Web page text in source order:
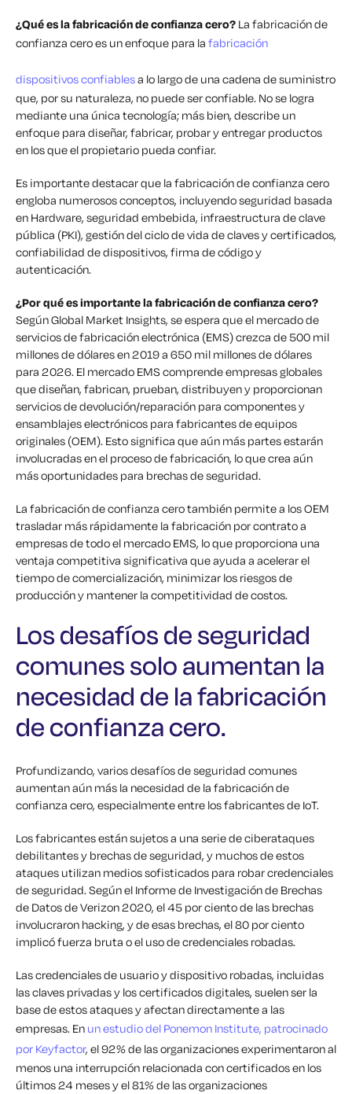
¿Qué es la fabricación de confianza cero? La fabricación de
confianza cero es un enfoque para la fabricación
dispositivos confiablesa lo largo de una cadena de suministro
que, por su naturaleza, no puede ser confiable. No se logra
mediante una única tecnología; más bien, describe un
enfoque para diseñar, fabricar, probar y entregar productos
en los que el propietario pueda confiar.
Es importante destacar que la fabricación de confianza cero
engloba numerosos conceptos, incluyendo seguridad basada
en Hardware, seguridad embebida, infraestructura de clave
pública (PKI), gestión del ciclo de vida de claves y certificados,
confiabilidad de dispositivos, firma de código y
autenticación.
¿Por qué es importante la fabricación de confianza cero?
Según Global Market Insights, se espera que el mercado de
servicios de fabricación electrónica (EMS) crezca de 500 mil
millones de dólares en 2019 a 650 mil millones de dólares
para 2026. El mercado EMS comprende empresas globales
que diseñan, fabrican, prueban, distribuyen y proporcionan
servicios de devolución/reparación para componentes y
ensamblajes electrónicos para fabricantes de equipos
originales (OEM). Esto significa que aún más partes estarán
involucradas en el proceso de fabricación, lo que crea aún
más oportunidades para brechas de seguridad.
La fabricación de confianza cero también permite a los OEM
trasladar más rápidamente la fabricación por contrato a
empresas de todo el mercado EMS, lo que proporciona una
ventaja competitiva significativa que ayuda a acelerar el
tiempo de comercialización, minimizar los riesgos de
producción y mantener la competitividad de costos.
Los desafíos de seguridad
comunes solo aumentan la
necesidad de la fabricación
de confianza cero.
Profundizando, varios desafíos de seguridad comunes
aumentan aún más la necesidad de la fabricación de
confianza cero, especialmente entre los fabricantes de IoT.
Los fabricantes están sujetos a una serie de ciberataques
debilitantes y brechas de seguridad, y muchos de estos
ataques utilizan medios sofisticados para robar credenciales
de seguridad. Según el Informe de Investigación de Brechas
de Datos de Verizon 2020, el 45 por ciento de las brechas
involucraron hacking, y de esas brechas, el 80 por ciento
implicó fuerza bruta o el uso de credenciales robadas.
Las credenciales de usuario y dispositivo robadas, incluidas
las claves privadas y los certificados digitales, suelen ser la
base de estos ataques y afectan directamente a las
empresas. En un estudio del Ponemon Institute, patrocinado
por Keyfactor, el 92% de las organizaciones experimentaron al
menos una interrupción relacionada con certificados en los
últimos 24 meses y el 81% de las organizaciones